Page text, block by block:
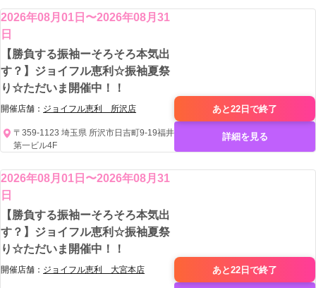
2026年08月01日〜2026年08月31
日
【勝負する振袖ーそろそろ本気出
す？】ジョイフル恵利☆振袖夏祭
り☆ただいま開催中！！
開催店舗： ジョイフル恵利 所沢店
〒359-1123 埼玉県 所沢市日吉町9-19福井
第一ビル4F
あと22日で終了
詳細を見る
2026年08月01日〜2026年08月31
日
【勝負する振袖ーそろそろ本気出
す？】ジョイフル恵利☆振袖夏祭
り☆ただいま開催中！！
開催店舗： ジョイフル恵利 大宮本店 あと22日で終了